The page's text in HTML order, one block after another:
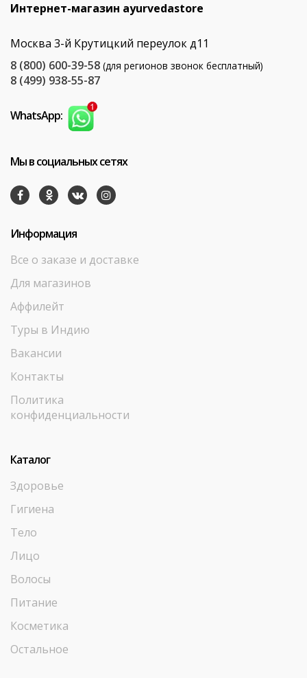
Интернет-магазин ayurvedastore
Москва 3-й Крутицкий переулок д11
8 (800) 600-39-58 (для регионов звонок бесплатный)
8 (499) 938-55-87
WhatsApp:
Мы в социальных сетях
Информация
Все о заказе и доставке
Для магазинов
Аффилейт
Туры в Индию
Вакансии
Контакты
Политика
конфиденциальности
Каталог
Здоровье
Гигиена
Тело
Лицо
Волосы
Питание
Косметика
Остальное